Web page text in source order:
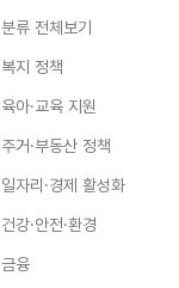
분류 전체보기
복지 정책
육아·교육 지원
주거·부동산 정책
일자리·경제 활성화
건강·안전·환경
금융